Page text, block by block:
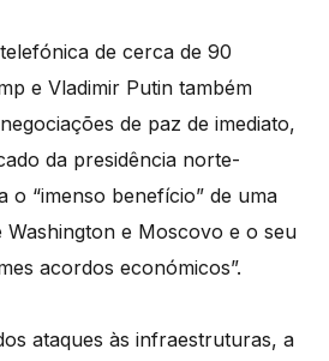
de cerca de 90
e Vladimir Putin também
de paz de imediato,
da presidência norte-
o “imenso benefício” de uma
e Moscovo e o seu
acordos económicos”.
ataques às infraestruturas, a